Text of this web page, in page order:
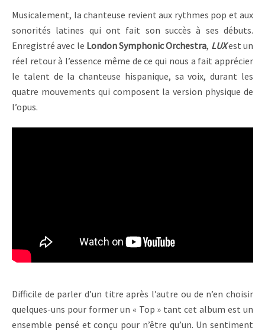
Musicalement, la chanteuse revient aux rythmes pop et aux
sonorités latines qui ont fait son succès à ses débuts.
Enregistré avec le London Symphonic Orchestra, LUXest un
réel retour à l’essence même de ce qui nous a fait apprécier
le talent de la chanteuse hispanique, sa voix, durant les
quatre mouvements qui composent la version physique de
l’opus.
Difficile de parler d’un titre après l’autre ou de n’en choisir
quelques-uns pour former un « Top » tant cet album est un
ensemble pensé et conçu pour n’être qu’un. Un sentiment